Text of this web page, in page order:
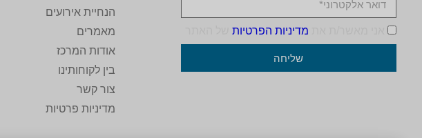
מדיניות הפרטיותשל האתר
שליחה
הנחיית אירועים
מאמרים
אודות המרכז
בין לקוחותינו
צור קשר
מדיניות פרטיות